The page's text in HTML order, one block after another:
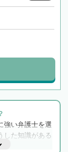
強い弁護士を選
した知識がある
進み、トラブル